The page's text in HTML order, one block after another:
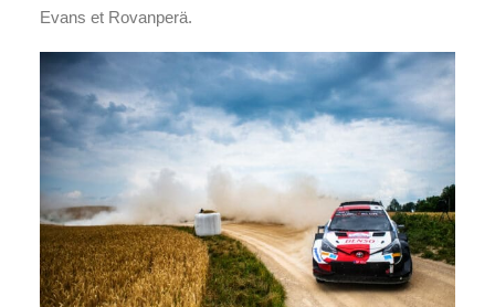
Evans et Rovanperä.